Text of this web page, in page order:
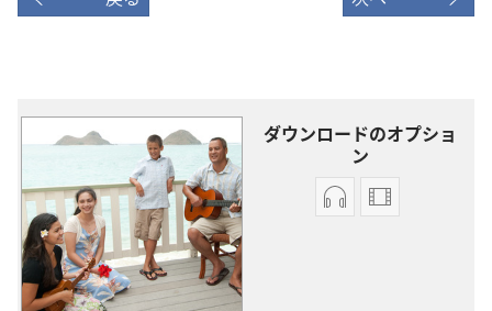
ダウンロードのオプショ
ン
オー ビ